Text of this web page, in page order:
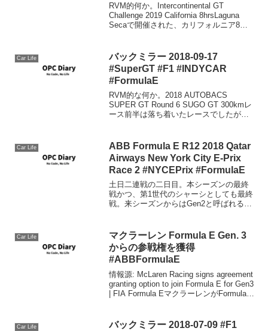
RVM的何か。Intercontinental GT
Challenge 2019 California 8hrsLaguna
Secaで開催された、カリフォルニア8時
Car Life
バックミラー 2018-09-17
#SuperGT #F1 #INDYCAR
#FormulaE
RVM的な何か。2018 AUTOBACS
SUPER GT Round 6 SUGO GT 300kmレ
ース前半は落ち着いたレースでしたが、
本/F1チャン...
Car Life
ABB Formula E R12 2018 Qatar
Airways New York City E-Prix
Race 2 #NYCEPrix #FormulaE
土日二連戦の二日目。本シーズンの最終
戦かつ、第1世代のシャーシとしても最終
戦。来シーズンからはGen2と呼ばれる新
チームスタンディング的には昨日AUDIが
1位・2位を取...
Car Life
マクラーレン Formula E Gen. 3
からの参戦権を獲得
#ABBFormulaE
情報源: McLaren Racing signs agreement
granting option to join Formula E for Gen3
| FIA Formula EマクラーレンがFormula E
Car Life
バックミラー 2018-07-09 #F1